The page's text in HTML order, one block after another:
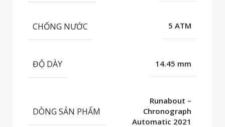
CHỐNG NƯỚC 5 ATM
ĐỘ DÀY 14.45 mm
DÒNG SẢN PHẨM
Runabout –
Chronograph
Automatic 2021